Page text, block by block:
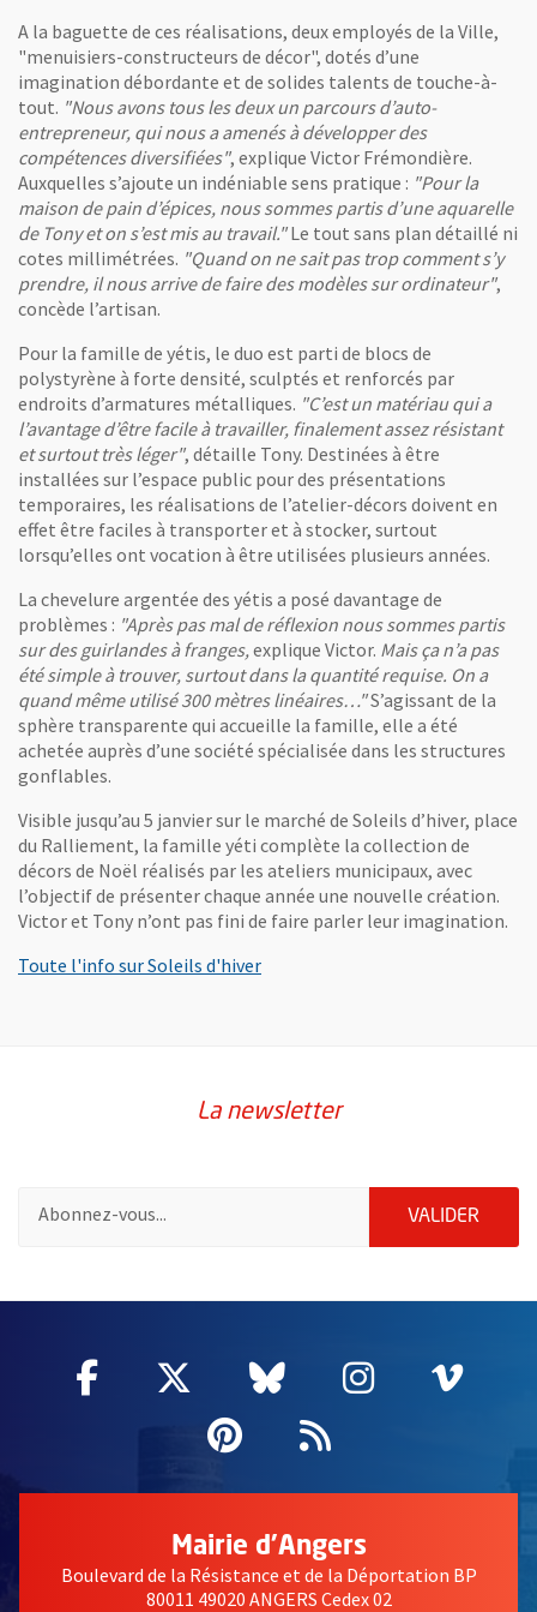
A la baguette de ces réalisations, deux employés de la Ville,
"menuisiers-constructeurs de décor", dotés d’une
imagination débordante et de solides talents de touche-à-
tout. "Nous avons tous les deux un parcours d’auto-
entrepreneur, qui nous a amenés à développer des
compétences diversifiées", explique Victor Frémondière.
Auxquelles s’ajoute un indéniable sens pratique : "Pour la
maison de pain d’épices, nous sommes partis d’une aquarelle
de Tony et on s’est mis au travail."Le tout sans plan détaillé ni
cotes millimétrées. "Quand on ne sait pas trop comment s’y
prendre, il nous arrive de faire des modèles sur ordinateur",
concède l’artisan.
Pour la famille de yétis, le duo est parti de blocs de
polystyrène à forte densité, sculptés et renforcés par
endroits d’armatures métalliques. "C’est un matériau qui a
l’avantage d’être facile à travailler, finalement assez résistant
et surtout très léger", détaille Tony. Destinées à être
installées sur l’espace public pour des présentations
temporaires, les réalisations de l’atelier-décors doivent en
effet être faciles à transporter et à stocker, surtout
lorsqu’elles ont vocation à être utilisées plusieurs années.
La chevelure argentée des yétis a posé davantage de
problèmes : "Après pas mal de réflexion nous sommes partis
sur des guirlandes à franges, explique Victor. Mais ça n’a pas
été simple à trouver, surtout dans la quantité requise. On a
quand même utilisé 300 mètres linéaires…"S’agissant de la
sphère transparente qui accueille la famille, elle a été
achetée auprès d’une société spécialisée dans les structures
gonflables.
Visible jusqu’au 5 janvier sur le marché de Soleils d’hiver, place
du Ralliement, la famille yéti complète la collection de
décors de Noël réalisés par les ateliers municipaux, avec
l’objectif de présenter chaque année une nouvelle création.
Victor et Tony n’ont pas fini de faire parler leur imagination.
Toute l'info sur Soleils d'hiver
La newsletter
VALIDER
Facebook
, Ouvre une nouvelle fenêtre
Twitter
, Ouvre une nouvelle
Bluesky
, Ouvre une
Instagram
, Ouvre
,
Pinterest
, Ouvre une
Flux RSS
Mairie d'Angers
Boulevard de la Résistance et de la Déportation BP
80011 49020 ANGERS Cedex 02